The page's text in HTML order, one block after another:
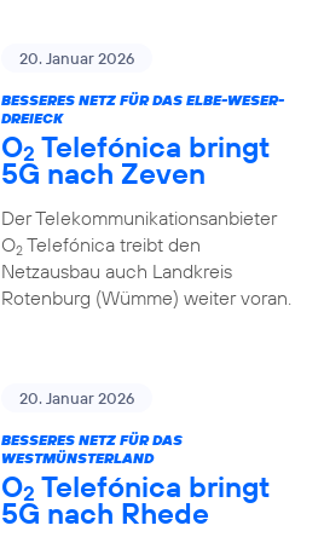
20. Januar 2026
BESSERES NETZ FÜR DAS ELBE-WESER-
DREIECK
O2 Telefónica bringt
5G nach Zeven
Der Telekommunikationsanbieter
O2Telefónica treibt den
Netzausbau auch Landkreis
Rotenburg (Wümme) weiter voran.
20. Januar 2026
BESSERES NETZ FÜR DAS
WESTMÜNSTERLAND
O2 Telefónica bringt
5G nach Rhede